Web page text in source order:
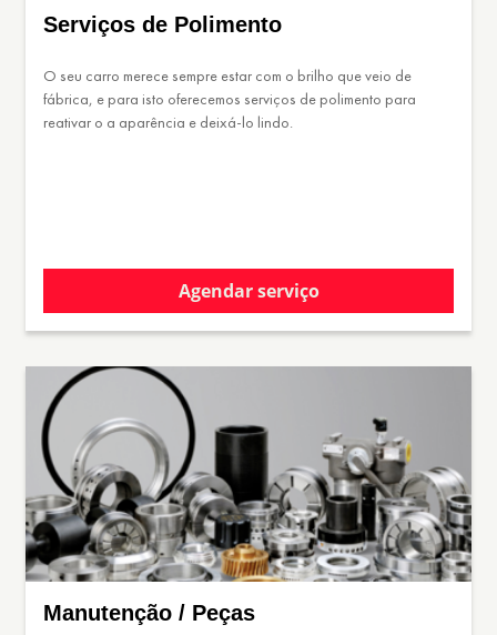
Serviços de Polimento
O seu carro merece sempre estar com o brilho que veio de
fábrica, e para isto oferecemos serviços de polimento para
reativar o a aparência e deixá-lo lindo.
Agendar serviço
Manutenção / Peças